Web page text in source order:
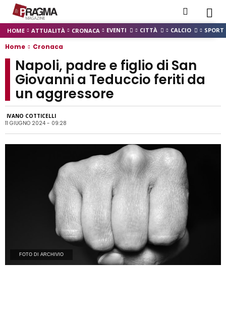
HOME ATTUALITÀ CRONACA EVENTI CITTÀ CALCIO SPORT
Home Cronaca
Napoli, padre e figlio di San
Giovanni a Teduccio feriti da
un aggressore
IVANO COTTICELLI
11 GIUGNO 2024 - 09:28
FOTO DI ARCHIVIO